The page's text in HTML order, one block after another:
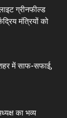
ग्रीनफील्ड
मंत्रियों को
में साफ-सफाई,
का भव्य